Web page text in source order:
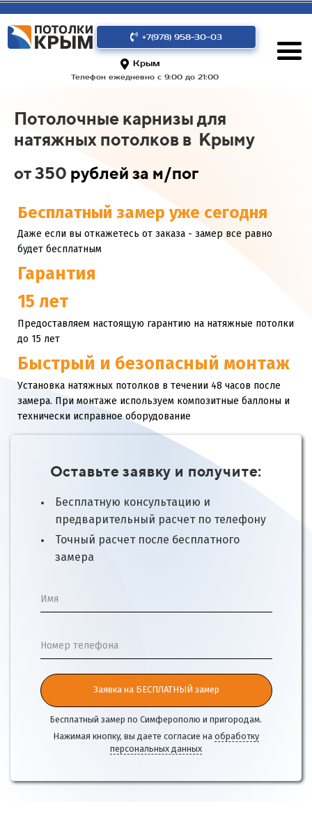
+7(978) 958-30-03
Крым
Телефон ежедневно с 9:00 до 21:00
Потолочные карнизы для
натяжных потолков в Крыму
от 350 рублей за м/пог
Бесплатный замер уже сегодня
Даже если вы откажетесь от заказа - замер все равно
будет бесплатным
Гарантия
15 лет
Предоставляем настоящую гарантию на натяжные потолки
до 15 лет
Быстрый и безопасный монтаж
Установка натяжных потолков в течении 48 часов после
замера. При монтаже используем композитные баллоны и
технически исправное оборудование
Оставьте заявку и получите:
Бесплатную консультацию и
предварительный расчет по телефону
Точный расчет после бесплатного
замера
Имя
Номер телефона
Заявка на БЕСПЛАТНЫЙ замер
Бесплатный замер по Симферополю и пригородам.
Нажимая кнопку, вы даете согласие на обработку
персональных данных